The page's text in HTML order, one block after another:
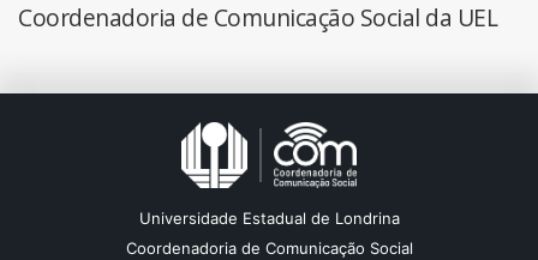
Coordenadoria de Comunicação Social da UEL
Universidade Estadual de Londrina
Coordenadoria de Comunicação Social